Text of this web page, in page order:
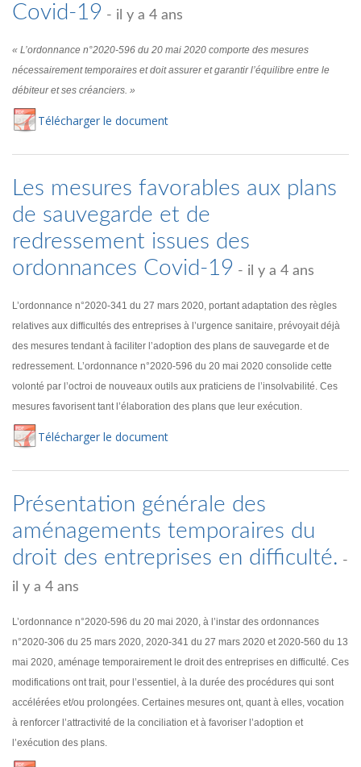
Covid-19 - il y a 4 ans
« L’ordonnance n°2020-596 du 20 mai 2020 comporte des mesures
nécessairement temporaires et doit assurer et garantir l’équilibre entre le
débiteur et ses créanciers. »
Télécharger le document
Les mesures favorables aux plans
de sauvegarde et de
redressement issues des
ordonnances Covid-19 - il y a 4 ans
L’ordonnance n°2020-341 du 27 mars 2020, portant adaptation des règles
relatives aux difficultés des entreprises à l’urgence sanitaire, prévoyait déjà
des mesures tendant à faciliter l’adoption des plans de sauvegarde et de
redressement. L’ordonnance n°2020-596 du 20 mai 2020 consolide cette
volonté par l’octroi de nouveaux outils aux praticiens de l’insolvabilité. Ces
mesures favorisent tant l’élaboration des plans que leur exécution.
Télécharger le document
Présentation générale des
aménagements temporaires du
droit des entreprises en difficulté. -
il y a 4 ans
L’ordonnance n°2020-596 du 20 mai 2020, à l’instar des ordonnances
n°2020-306 du 25 mars 2020, 2020-341 du 27 mars 2020 et 2020-560 du 13
mai 2020, aménage temporairement le droit des entreprises en difficulté. Ces
modifications ont trait, pour l’essentiel, à la durée des procédures qui sont
accélérées et/ou prolongées. Certaines mesures ont, quant à elles, vocation
à renforcer l’attractivité de la conciliation et à favoriser l’adoption et
l’exécution des plans.